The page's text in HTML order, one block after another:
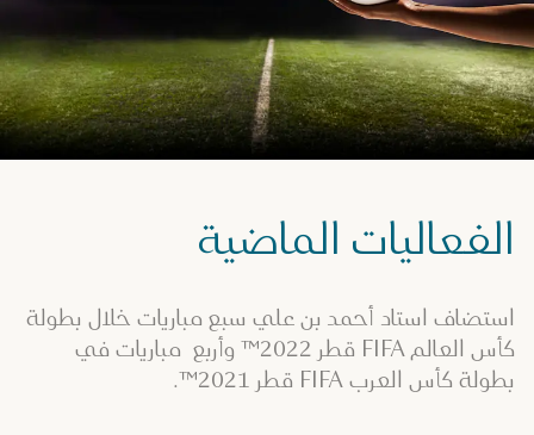
الفعاليات الماضية
استضاف استاد أحمد بن علي سبع مباريات خلال بطولة
كأس العالم FIFA قطر 2022™ وأربع مباريات في
بطولة كأس العرب FIFA قطر 2021™.